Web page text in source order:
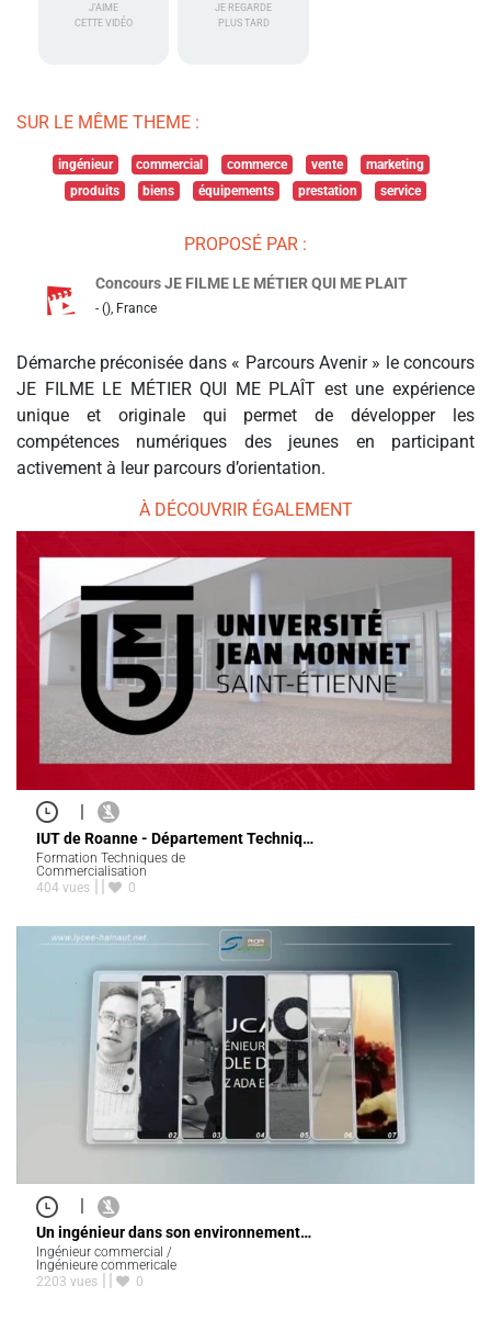
J'AIME
CETTE VIDÉO
JE REGARDE
PLUS TARD
SUR LE MÊME THEME :
ingénieur commercial commerce vente
marketing
produits
biens équipements prestation service
PROPOSÉ PAR :
Concours JE FILME LE MÉTIER QUI ME PLAIT
- (), France
Démarche préconisée dans « Parcours Avenir » le concours
JE FILME LE MÉTIER QUI ME PLAÎT est une expérience
unique et originale qui permet de développer les
compétences numériques des jeunes en participant
activement à leur parcours d’orientation.
À DÉCOUVRIR ÉGALEMENT
|
IUT de Roanne - Département Techniq…
Formation Techniques de
Commercialisation
404 vues
0
|
Un ingénieur dans son environnement…
Ingénieur commercial /
Ingénieure commericale
2203 vues
0